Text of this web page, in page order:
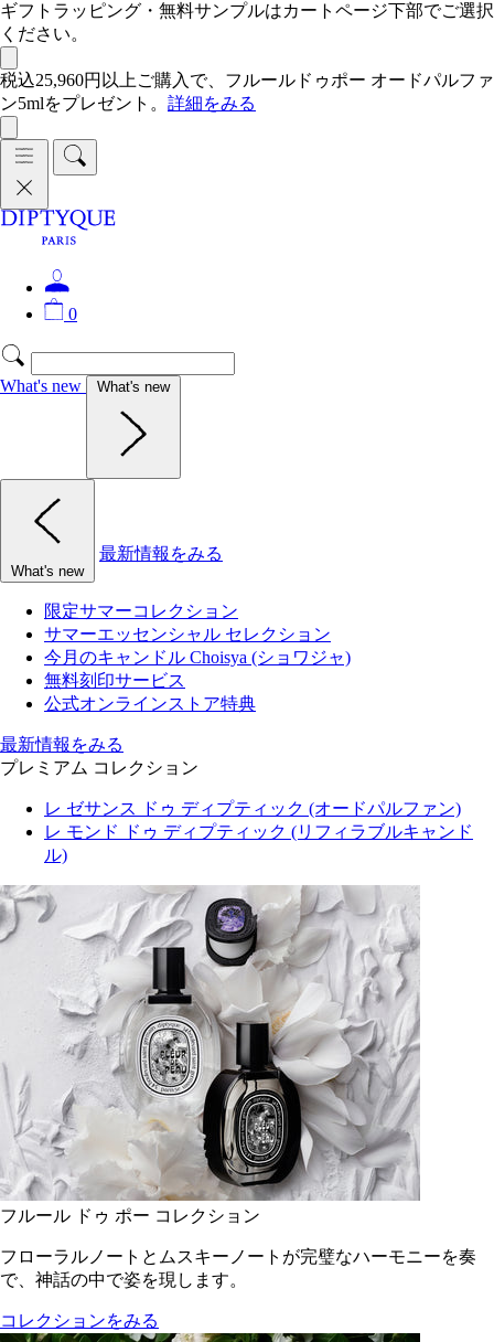
ギフトラッピング・無料サンプルはカートページ下部でご選択
ください。
税込25,960円以上ご購入で、フルールドゥポー オードパルファ
ン5mlをプレゼント。 詳細をみる
0
What's new What's new
What's new
最新情報をみる
限定サマーコレクション
サマーエッセンシャル セレクション
今月のキャンドル Choisya (ショワジャ)
無料刻印サービス
公式オンラインストア特典
最新情報をみる
プレミアム コレクション
レ ゼサンス ドゥ ディプティック (オードパルファン)
レ モンド ドゥ ディプティック (リフィラブルキャンド
ル)
フルール ドゥ ポー コレクション
フローラルノートとムスキーノートが完璧なハーモニーを奏
で、神話の中で姿を現します。
コレクションをみる